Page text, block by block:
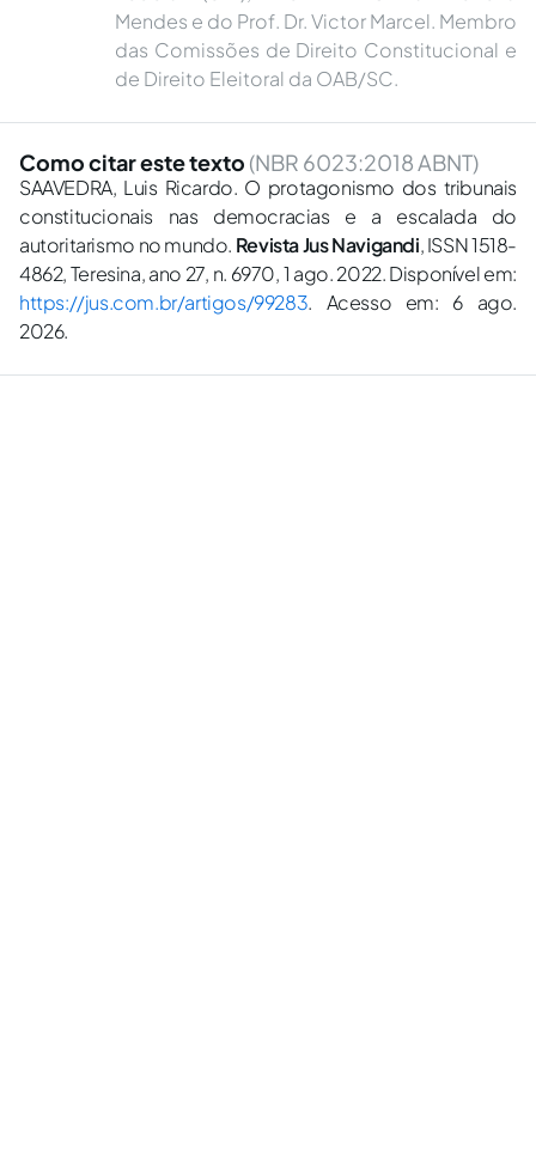
Mendes e do Prof. Dr. Victor Marcel. Membro
das Comissões de Direito Constitucional e
de Direito Eleitoral da OAB/SC.
Como citar este texto (NBR 6023:2018 ABNT)
SAAVEDRA, Luis Ricardo. O protagonismo dos tribunais
constitucionais nas democracias e a escalada do
autoritarismo no mundo. Revista Jus Navigandi, ISSN 1518-
4862, Teresina, ano 27, n. 6970, 1 ago. 2022. Disponível em:
https://jus.com.br/artigos/99283. Acesso em: 6 ago.
2026.